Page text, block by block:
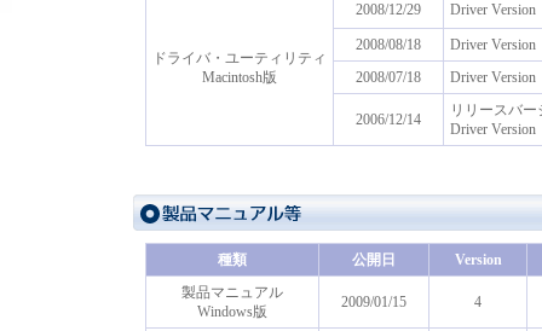
ドライバ・ユーティリティ
Macintosh版
2008/12/29 Driver
2008/08/18
Driver
2008/07/18
Driver
2006/12/14
リリースバー
Driver
種類 公開日
Version
製品マニュアル
Windows版
2009/01/15 4